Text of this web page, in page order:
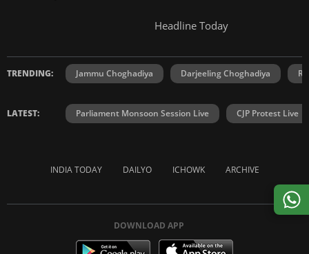
Headline Today
TRENDING: Jammu Choghadiya Darjeeling Choghadiya
LATEST: Parliament Monsoon Session Live CJP Protest Live
INDIA TODAY DAILYO ICHOWK ARCHIVE
DOWNLOAD APP